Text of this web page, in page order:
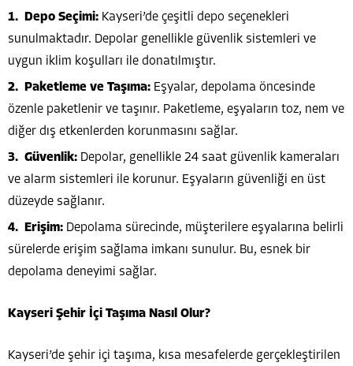
Depo Seçimi: Kayseri’de çeşitli depo seçenekleri
sunulmaktadır. Depolar genellikle güvenlik sistemleri ve
uygun iklim koşulları ile donatılmıştır.
Paketleme ve Taşıma: Eşyalar, depolama öncesinde
özenle paketlenir ve taşınır. Paketleme, eşyaların toz, nem ve
diğer dış etkenlerden korunmasını sağlar.
Güvenlik: Depolar, genellikle 24 saat güvenlik kameraları
ve alarm sistemleri ile korunur. Eşyaların güvenliği en üst
düzeyde sağlanır.
Erişim: Depolama sürecinde, müşterilere eşyalarına belirli
sürelerde erişim sağlama imkanı sunulur. Bu, esnek bir
depolama deneyimi sağlar.
Kayseri Şehir İçi Taşıma Nasıl Olur?
Kayseri’de şehir içi taşıma, kısa mesafelerde gerçekleştirilen